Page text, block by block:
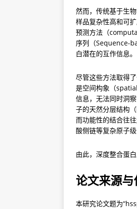
然而，传统基于生
样品复杂性高和可
预测方法（
序列（Sequence-
白潜在的互作信息。
尽管这些方法取得
是空间构象（
信息，无法同时洞
子的天然分层结构
而功能性的结合往
酸侧链等复杂原子
由此，深度整合蛋
论文来源
本研究论文题为